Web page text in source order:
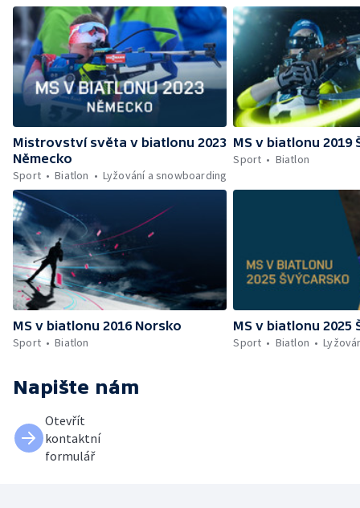
Mistrovství světa v biatlonu 2023
Německo
Sport
Biatlon Lyžování a snowboarding
MS v biatlonu 2019
Sport
Biatlon
MS v biatlonu 2016 Norsko
Sport
Biatlon
MS v biatlonu 2025
Sport
Biatlon
Napište nám
Otevřít
kontaktní
formulář